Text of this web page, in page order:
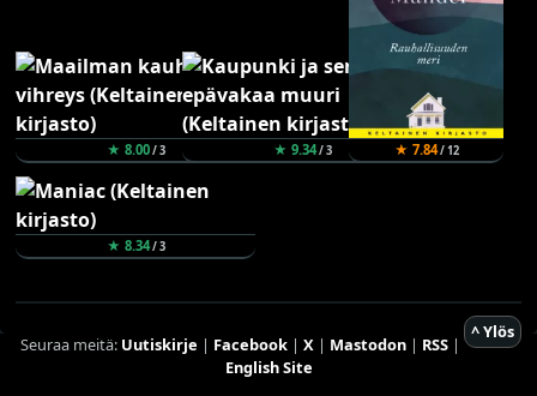
★ 8.00/ 3 ★ 9.34/ 3 ★ 7.84/ 12
★ 8.34/ 3
^ Ylös
Seuraa meitä: Uutiskirje | Facebook| X | Mastodon| RSS|
English Site